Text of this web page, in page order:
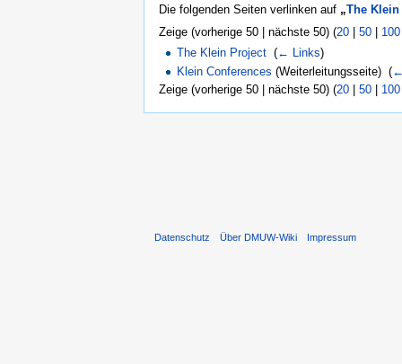
Die folgenden Seiten verlinken auf „The
Zeige (vorherige 50 | nächste 50) (20 50 100
The Klein Project ‎(← Links)
Klein Conferences (Weiterleitungsseite) ‎(
Zeige (vorherige 50 | nächste 50) (20 50 100
Datenschutz Über DMUW-Wiki Impressum